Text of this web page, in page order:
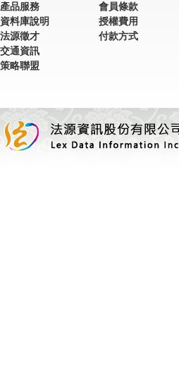
產品服務
資料庫說明
法源徵才
交通資訊
策略聯盟
會員條款
授權費用
付款方式